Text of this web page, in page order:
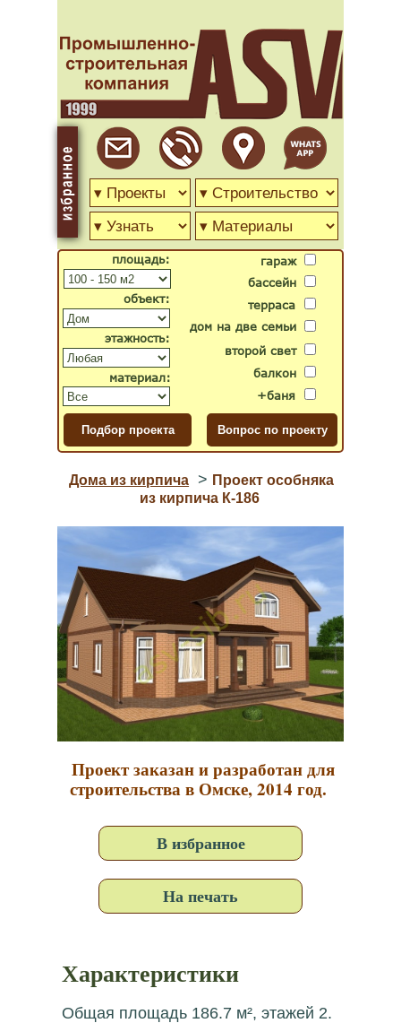
гараж
бассейн
второй свет
дом на две семьи
терраса
балкон
+баня
объект:
материал:
площадь:
этажность:
Дома из кирпича > Проект особняка
из кирпича К-186
Проект заказан и разработан для
строительства в Омске, 2014 год.
В избранное
На печать
Характеристики
Общая площадь 186.7 м², этажей 2.